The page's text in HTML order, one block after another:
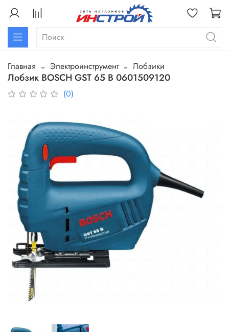
Главная Электроинструмент Лобзики
Лобзик BOSCH GST 65 B 0601509120
(0)